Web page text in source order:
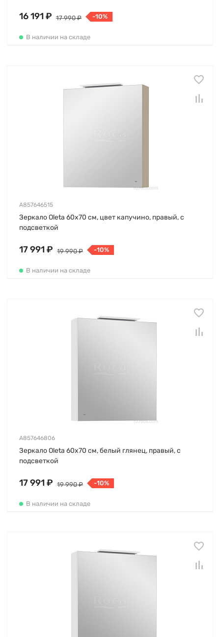
16 191 ₽ 17 990 ₽ -10%
В наличии на складе
A857646515
Зеркало Oleta 60х70 см, цвет капучино, правый, с
подсветкой
17 991 ₽ 19 990 ₽ -10%
В наличии на складе
A857646806
Зеркало Oleta 60х70 см, белый глянец, правый, с
подсветкой
17 991 ₽ 19 990 ₽ -10%
В наличии на складе